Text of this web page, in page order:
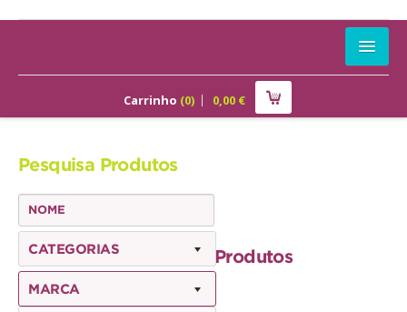
ALIMENTAÇÃO
Júnior
Adulto
Sénior
Carrinho (0) 0,00€
Pesquisa Produtos
CATEGORIAS
MARCA
Produtos